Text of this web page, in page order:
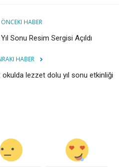
ÖNCEKI HABER
Sonu Resim Sergisi Açıldı
HABER
okulda lezzet dolu yıl sonu etkinliği